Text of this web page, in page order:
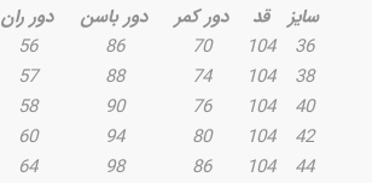
سایز قد دور کمر دور باسن
دور ران
36
104
70
86
56
38
104
74
88
57
40
104
76
90
58
42
104
80
94
60
44
104
86
98
64